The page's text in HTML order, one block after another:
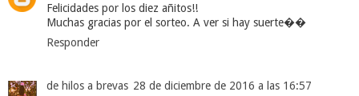
Felicidades por los diez añitos!!
Muchas gracias por el sorteo. A ver si hay suerte��
Responder
de hilos a brevas 28 de diciembre de 2016 a las 16:57